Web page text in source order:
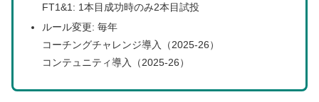
FT1&1: 1本目成功時のみ2本目試投
ルール変更: 毎年
コーチングチャレンジ導入（2025-26）
コンテュニティ導入（2025-26）